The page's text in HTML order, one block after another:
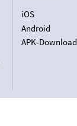
iOS
Android
APK-Download